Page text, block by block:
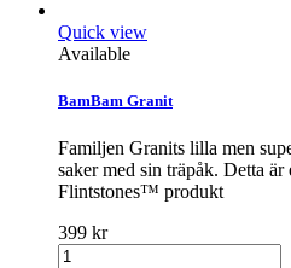
Quick view
Available
BamBam Granit
Familjen Granits lilla men
saker med sin träpåk. Detta
Flintstones™ produkt
399 kr